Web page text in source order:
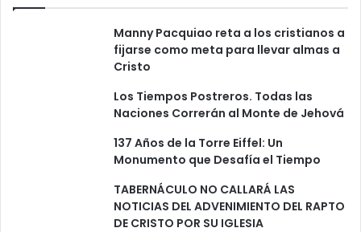
Manny Pacquiao reta a los cristianos a
fijarse como meta para llevar almas a
Cristo
Los Tiempos Postreros. Todas las
Naciones Correrán al Monte de Jehová
137 Años de la Torre Eiffel: Un
Monumento que Desafía el Tiempo
TABERNÁCULO NO CALLARÁ LAS
NOTICIAS DEL ADVENIMIENTO DEL RAPTO
DE CRISTO POR SU IGLESIA